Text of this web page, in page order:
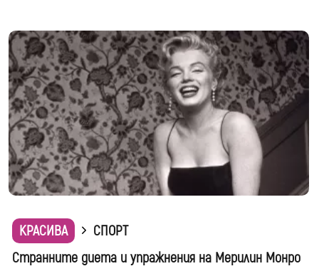
КРАСИВА
СПОРТ
Странните диета и упражнения на Мерилин Монро